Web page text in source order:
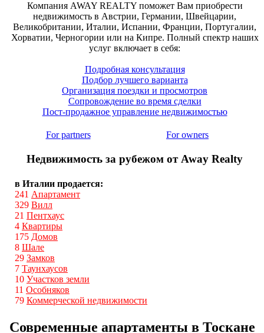
Компания AWAY REALTY поможет Вам приобрести
недвижимость в Австрии, Германии, Швейцарии,
Великобритании, Италии, Испании, Франции, Португалии,
Хорватии, Черногории или на Кипре. Полный спектр наших
услуг включает в себя:
Подробная консультация
Подбор лучшего варианта
Организация поездки и просмотров
Сопровождение во время сделки
Пост-продажное управление недвижимостью
For partners For owners
Недвижимость за рубежом от Away Realty
в Италии продается:
241 Апартамент
329 Вилл
21 Пентхаус
4 Квартиры
175 Домов
8 Шале
29 Замков
7 Таунхаусов
10 Участков земли
11 Особняков
79 Коммерческой недвижимости
Современные апартаменты в Тоскане